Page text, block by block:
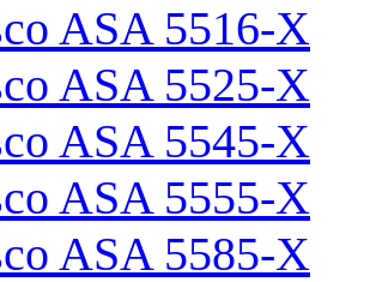
ASA 5516-X
ASA 5525-X
ASA 5545-X
ASA 5555-X
ASA 5585-X